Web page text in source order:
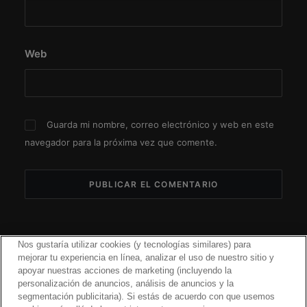
Web
Guarda mi nombre, correo electrónico y web en este
navegador para la próxima vez que comente.
Nos gustaría utilizar cookies (y tecnologías similares) para
mejorar tu experiencia en línea, analizar el uso de nuestro sitio y
apoyar nuestras acciones de marketing (incluyendo la
personalización de anuncios, análisis de anuncios y la
segmentación publicitaria). Si estás de acuerdo con que usemos